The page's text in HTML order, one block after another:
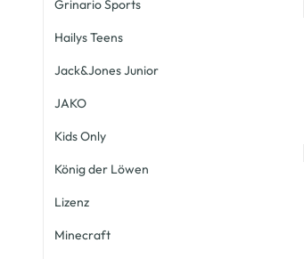
Grinario Sports
Hailys Teens
Jack&Jones Junior
JAKO
Kids Only
König der Löwen
Lizenz
Minecraft